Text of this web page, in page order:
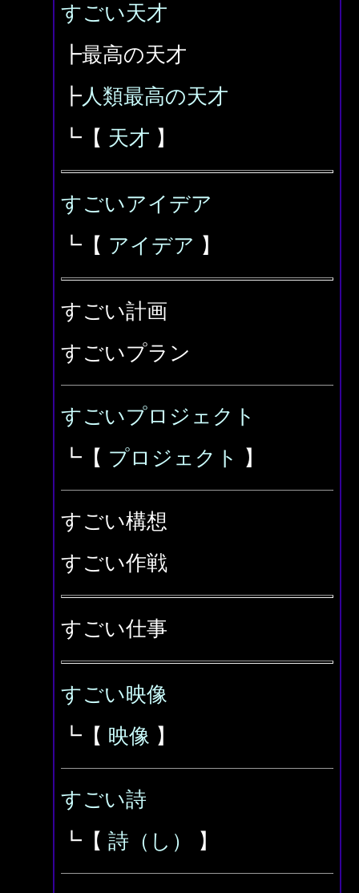
すごい天才
┣最高の天才
┣人類最高の天才
┗【 天才 】
すごいアイデア
┗【 アイデア 】
すごい計画
すごいプラン
すごいプロジェクト
┗【 プロジェクト 】
すごい構想
すごい作戦
すごい仕事
すごい映像
┗【 映像 】
すごい詩
┗【 詩（し） 】